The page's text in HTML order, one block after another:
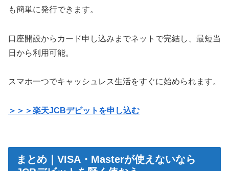
も簡単に発行できます。
口座開設からカード申し込みまでネットで完結し、最短当
日から利用可能。
スマホ一つでキャッシュレス生活をすぐに始められます。
＞＞＞楽天JCBデビットを申し込む
まとめ｜VISA・Masterが使えないなら